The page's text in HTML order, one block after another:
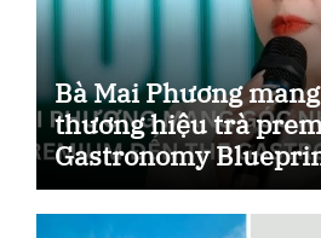
Bà Mai Phương
thương hiệu trà
Gastronomy